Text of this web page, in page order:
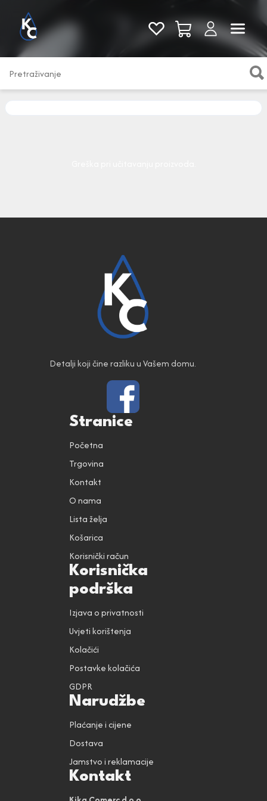
Pogledaj sve
Detalji koji čine razliku u Vašem domu.
Stranice
Početna
Trgovina
Kontakt
O nama
Lista želja
Košarica
Korisnički račun
Korisnička
podrška
Izjava o privatnosti
Uvjeti korištenja
Kolačići
Postavke kolačića
GDPR
Narudžbe
Plaćanje i cijene
Dostava
Jamstvo i reklamacije
Kontakt